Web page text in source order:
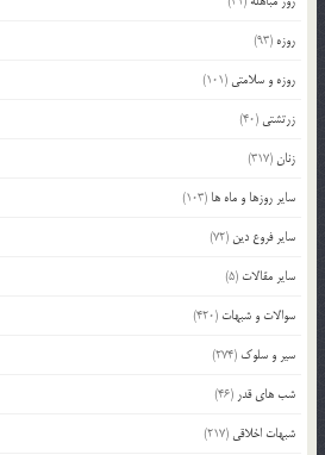
روزه (93)
روزه و سلامتی (101)
زرتشتی (40)
زنان(317)
سایر روزها و ماه ها (103)
سایر فروع دین (72)
سایر مقالات (5)
سوالات و شبهات (420)
سیر و سلوک (274)
شب های قدر (46)
شبهات اخلاقی (217)